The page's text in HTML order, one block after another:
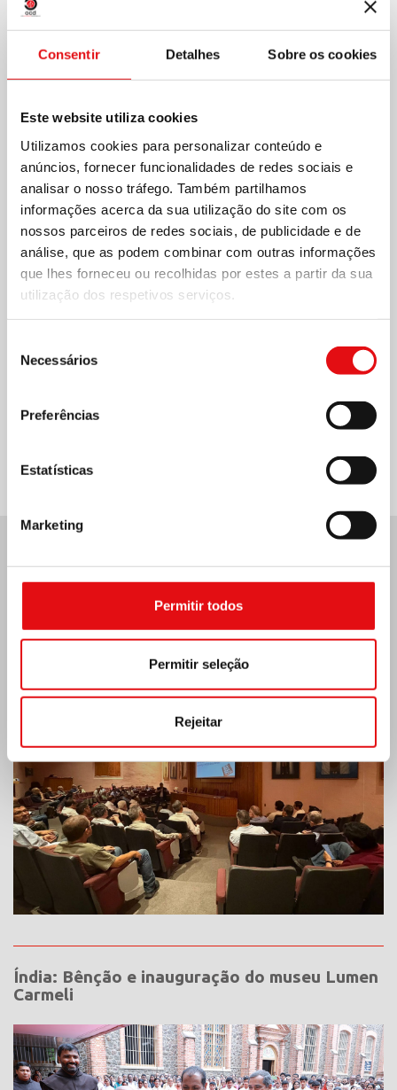
Consentir Detalhes Sobre os cookies
Este website utiliza cookies
Utilizamos cookies para personalizar conteúdo e
anúncios, fornecer funcionalidades de redes sociais e
analisar o nosso tráfego. Também partilhamos
informações acerca da sua utilização do site com os
nossos parceiros de redes sociais, de publicidade e de
análise, que as podem combinar com outras informações
que lhes forneceu ou recolhidas por estes a partir da sua
utilização dos respetivos serviços.
Necessários
Preferências
Estatísticas
Marketing
Permitir todos
Permitir seleção
Rejeitar
Compartilhar no:
Últimas notícias:
MÉXICO: ASSEMBLEIA PLENÁRIA DA OCD
Índia: Bênção e inauguração do museu Lumen
Carmeli